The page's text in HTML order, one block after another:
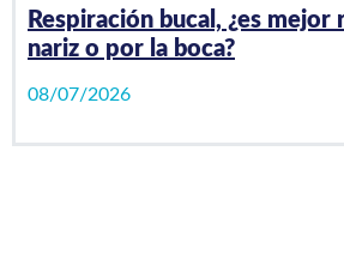
Respiración bucal, ¿es
nariz o por la boca?
08/07/2026